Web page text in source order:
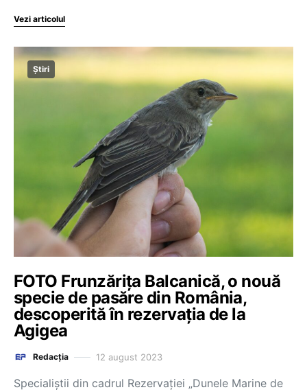
Vezi articolul
Știri
FOTO Frunzărița Balcanică, o nouă
specie de pasăre din România,
descoperită în rezervația de la
Agigea
Redacția 12 august 2023
Specialiştii din cadrul Rezervaţiei „Dunele Marine de